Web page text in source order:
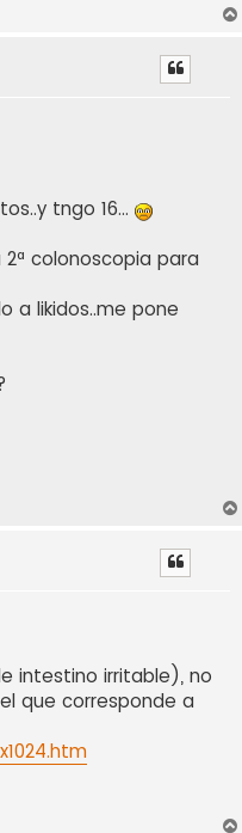
tngo 16...
colonoscopia para
a likidos..me pone
intestino irritable), no
que corresponde a